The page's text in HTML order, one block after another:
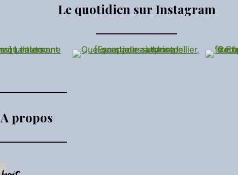
Le quotidien sur Instagram
A propos